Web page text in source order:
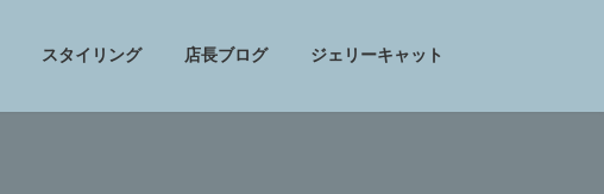
スタイリング 店長ブログ ジェリーキャット